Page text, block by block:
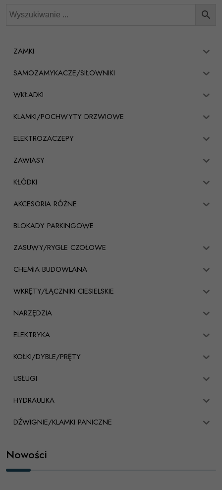
ZAMKI
SAMOZAMYKACZE/SIŁOWNIKI
WKŁADKI
KLAMKI/POCHWYTY DRZWIOWE
ELEKTROZACZEPY
ZAWIASY
KŁÓDKI
AKCESORIA RÓŻNE
BLOKADY PARKINGOWE
ZASUWY/RYGLE CZOŁOWE
CHEMIA BUDOWLANA
WKRĘTY/ŁĄCZNIKI CIESIELSKIE
NARZĘDZIA
ELEKTRYKA
KOŁKI/DYBLE/PRĘTY
USŁUGI
HYDRAULIKA
DŹWIGNIE/KLAMKI PANICZNE
Nowości